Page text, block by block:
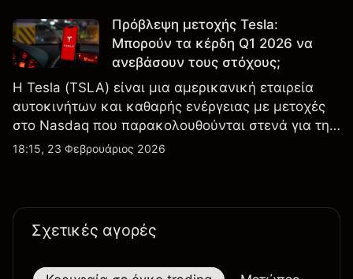
Πρόβλεψη μετοχής Tesla:
Μπορούν τα κέρδη Q1 2026 να
ανεβάσουν τους στόχους;
Η Tesla (TSLA) είναι μια αμερικανική εταιρεία
αυτοκινήτων και καθαρής ενέργειας με μετοχές
στο Nasdaq που παρακολουθούνται στενά για την
απόδοση κερδών, τα δεδομένα παραδόσεων και
18:15, 23 Φεβρουάριος 2026
Σχετικές αγορές